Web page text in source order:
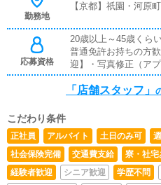
勤務地
【京都】祇園・河原町
応募資格
20歳以上～45歳くら
普通免許お持ちの方
迎】・写真修正（ア
ちの方・新人の打ち
も、接客が好きな方
「店舗スタッフ」
こだわり条件
正社員 アルバイト 土日のみ可
社会保険完備
交通費支給 寮・社宅
経験者歓迎
シニア歓迎 学歴不問